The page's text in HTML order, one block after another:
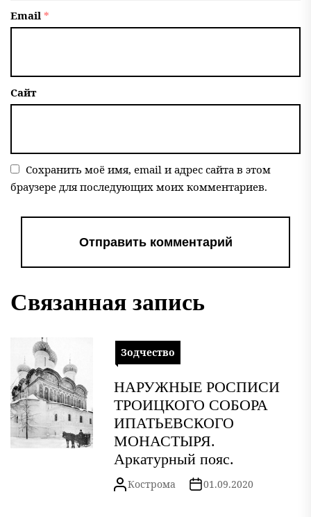
Email *
Сайт
Сохранить моё имя, email и адрес сайта в этом
браузере для последующих моих комментариев.
Связанная запись
Зодчество
НАРУЖНЫЕ РОСПИСИ
ТРОИЦКОГО СОБОРА
ИПАТЬЕВСКОГО
МОНАСТЫРЯ.
Аркатурный пояс.
Кострома 01.09.2020